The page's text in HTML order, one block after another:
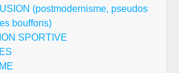
(postmodernisme, pseudos
bouffons)
SPORTIVE